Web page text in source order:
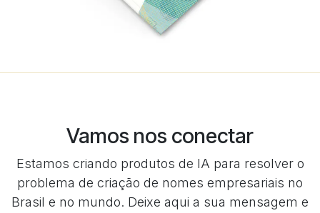
Vamos nos conectar
Estamos criando produtos de IA para resolver o
problema de criação de nomes empresariais no
Brasil e no mundo. Deixe aqui a sua mensagem e